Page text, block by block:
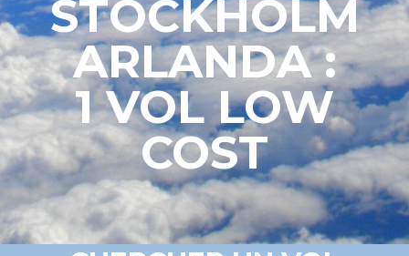
STOCKHOLM
ARLANDA :
1 VOL LOW
COST